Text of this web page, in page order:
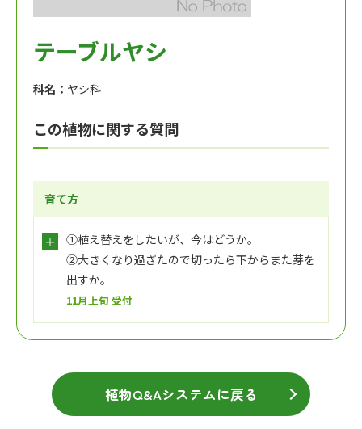
テーブルヤシ
科名： ヤシ科
この植物に関する質問
育て方
①植え替えをしたいが、今はどうか。
②大きくなり過ぎたので切ったら下からまた芽を
出すか。
11月上旬 受付
植物Q&Aシステムに戻る